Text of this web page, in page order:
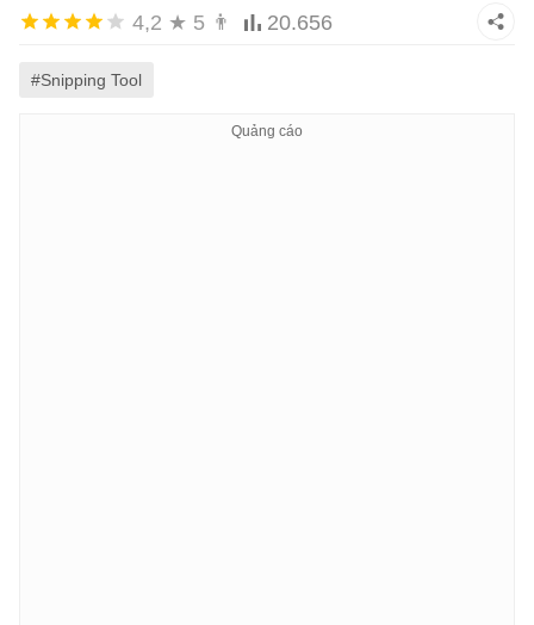
4,2 ★ 5 👨 20.656
#Snipping Tool